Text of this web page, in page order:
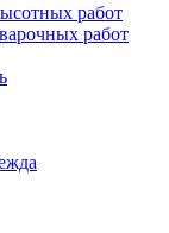
работ
работ